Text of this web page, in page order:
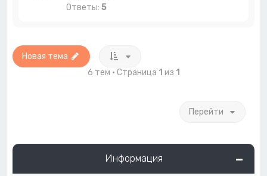
Ответы:5
Новая тема
6 тем • Страница 1 из 1
Перейти
Информация